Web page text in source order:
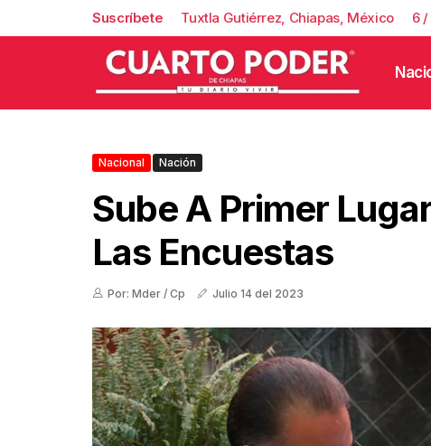
Suscríbete Tuxtla Gutiérrez, Chiapas, México 6
Nacional Nación
Sube A Primer
Las Encuestas
Por: Mder / Cp Julio 14 del 2023